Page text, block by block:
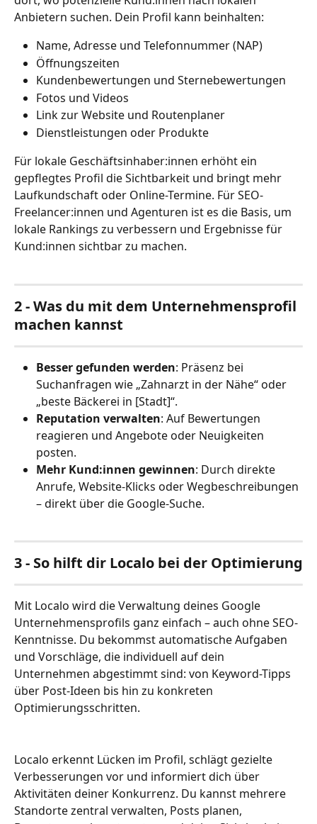
Anbietern suchen. Dein Profil kann beinhalten:
Name, Adresse und Telefonnummer (NAP)
Öffnungszeiten
Kundenbewertungen und Sternebewertungen
Fotos und Videos
Link zur Website und Routenplaner
Dienstleistungen oder Produkte
Für lokale Geschäftsinhaber:innen erhöht ein
gepflegtes Profil die Sichtbarkeit und bringt mehr
Laufkundschaft oder Online-Termine. Für SEO-
Freelancer:innen und Agenturen ist es die Basis, um
lokale Rankings zu verbessern und Ergebnisse für
Kund:innen sichtbar zu machen.
2 - Was du mit dem Unternehmensprofil
machen kannst
Besser gefunden werden: Präsenz bei
Suchanfragen wie „Zahnarzt in der Nähe“ oder
„beste Bäckerei in [Stadt]“.
Reputation verwalten: Auf Bewertungen
reagieren und Angebote oder Neuigkeiten
posten.
Mehr Kund:innen gewinnen: Durch direkte
Anrufe, Website-Klicks oder Wegbeschreibungen
– direkt über die Google-Suche.
3 - So hilft dir Localo bei der Optimierung
Mit Localo wird die Verwaltung deines Google
Unternehmensprofils ganz einfach – auch ohne SEO-
Kenntnisse. Du bekommst automatische Aufgaben
und Vorschläge, die individuell auf dein
Unternehmen abgestimmt sind: von Keyword-Tipps
über Post-Ideen bis hin zu konkreten
Optimierungsschritten.
Localo erkennt Lücken im Profil, schlägt gezielte
Verbesserungen vor und informiert dich über
Aktivitäten deiner Konkurrenz. Du kannst mehrere
Standorte zentral verwalten, Posts planen,